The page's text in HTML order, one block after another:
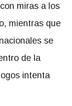
miras a los
mientras que
se
de la
intenta